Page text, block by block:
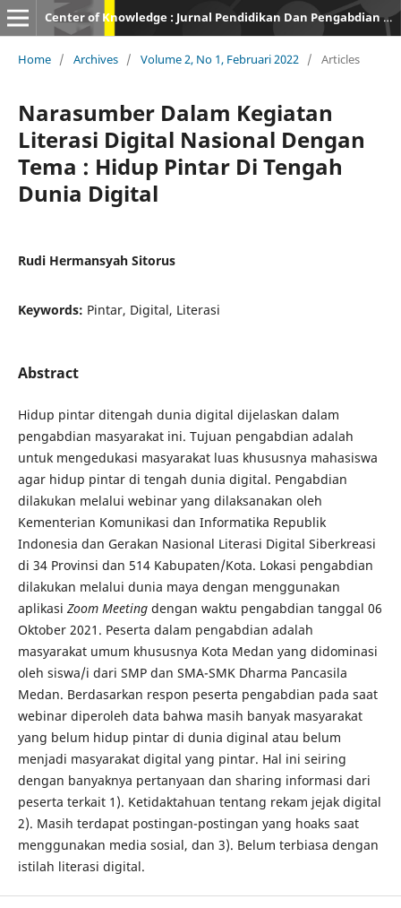
Center of Knowledge : Jurnal Pendidikan Dan Pengabdian Masyarakat
Home / Archives / Volume 2, No 1, Februari 2022 / Articles
Narasumber Dalam Kegiatan
Literasi Digital Nasional Dengan
Tema : Hidup Pintar Di Tengah
Dunia Digital
Rudi Hermansyah Sitorus
Keywords: Pintar, Digital, Literasi
Abstract
Hidup pintar ditengah dunia digital dijelaskan dalam
pengabdian masyarakat ini. Tujuan pengabdian adalah
untuk mengedukasi masyarakat luas khususnya mahasiswa
agar hidup pintar di tengah dunia digital. Pengabdian
dilakukan melalui webinar yang dilaksanakan oleh
Kementerian Komunikasi dan Informatika Republik
Indonesia dan Gerakan Nasional Literasi Digital Siberkreasi
di 34 Provinsi dan 514 Kabupaten/Kota. Lokasi pengabdian
dilakukan melalui dunia maya dengan menggunakan
aplikasi Zoom Meeting dengan waktu pengabdian tanggal 06
Oktober 2021. Peserta dalam pengabdian adalah
masyarakat umum khususnya Kota Medan yang didominasi
oleh siswa/i dari SMP dan SMA-SMK Dharma Pancasila
Medan. Berdasarkan respon peserta pengabdian pada saat
webinar diperoleh data bahwa masih banyak masyarakat
yang belum hidup pintar di dunia diginal atau belum
menjadi masyarakat digital yang pintar. Hal ini seiring
dengan banyaknya pertanyaan dan sharing informasi dari
peserta terkait 1). Ketidaktahuan tentang rekam jejak digital
2). Masih terdapat postingan-postingan yang hoaks saat
menggunakan media sosial, dan 3). Belum terbiasa dengan
istilah literasi digital.